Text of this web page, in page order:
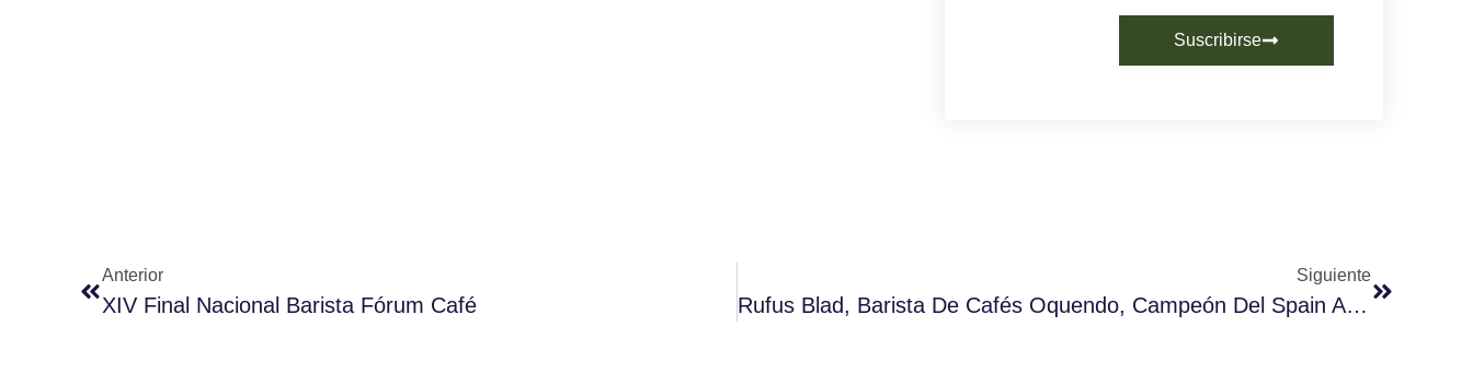
Suscribirse
Anterior
XIV Final Nacional Barista Fórum Café
Siguiente
Rufus Blad, Barista De Cafés Oquendo, Campeón Del Spain Aeropress Championship